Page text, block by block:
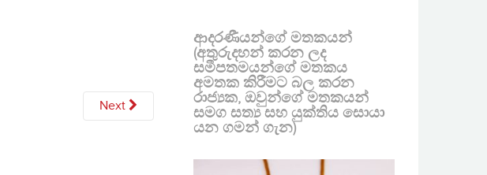
Next
ආදරණීයන්ගේ මතකයන්
(අතුරුදහන් කරන ලද
සමීපතමයන්ගේ මතකය
අමතක කිරීමට බල කරන
රාජ්‍යක, ඔවුන්ගේ මතකයන්
සමග සත්‍ය සහ යුක්තිය සොයා
යන ගමන් ගැන)